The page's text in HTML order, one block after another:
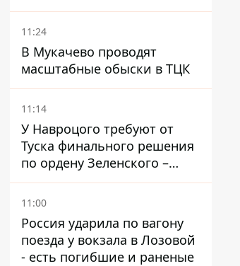
работают кондиционеры во
время жары
11:24
В Мукачево проводят
масштабные обыски в ТЦК
11:14
У Навроцого требуют от
Туска финального решения
по ордену Зеленского –
найдите в себе мужество
11:00
Россия ударила по вагону
поезда у вокзала в Лозовой
- есть погибшие и раненые